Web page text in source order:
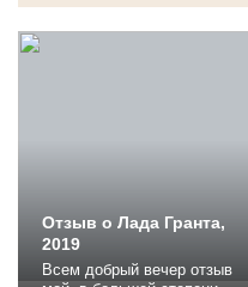
Отзыв о Лада Гранта,
2019
Всем добрый вечер отзыв